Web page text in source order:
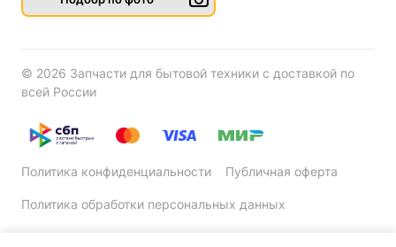
© 2026 Запчасти для бытовой техники с доставкой по
всей России
Политика конфиденциальности Публичная оферта
Политика обработки персональных данных